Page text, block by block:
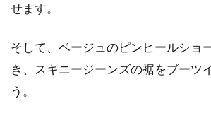
せます。
そして、ベージュのピンヒールショ
き、スキニージーンズの裾をブーツ
う。